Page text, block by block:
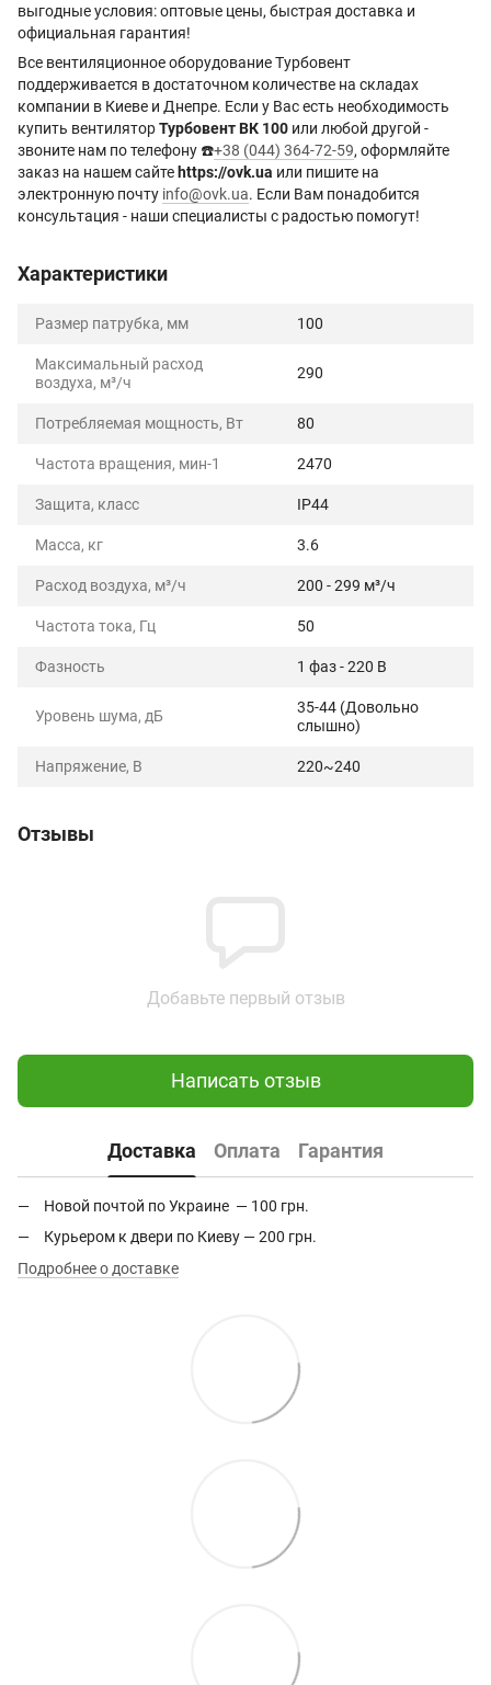
выгодные условия: оптовые цены, быстрая доставка и
официальная гарантия!
Все вентиляционное оборудование Турбовент
поддерживается в достаточном количестве на складах
компании в Киеве и Днепре. Если у Вас есть необходимость
купить вентиляторТурбовент ВК 100 или любой другой -
звоните нам по телефону ☎️+38 (044) 364-72-59, оформляйте
заказ на нашем сайте https://ovk.ua или пишите на
электронную почту info@ovk.ua. Если Вам понадобится
консультация - наши специалисты с радостью помогут!
Характеристики
Размер патрубка, мм 100
Максимальный расход
воздуха, м³/ч
290
Потребляемая мощность, Вт 80
Частота вращения, мин-1 2470
Защита, класс IP44
Масса, кг 3.6
Расход воздуха, м³/ч 200 - 299 м³/ч
Частота тока, Гц 50
Фазность 1 фаз - 220 В
Уровень шума, дБ
35-44 (Довольно
слышно)
Напряжение, В 220~240
Отзывы
Добавьте первый отзыв
Написать отзыв
Доставка Оплата Гарантия
Новой почтой по Украине — 100 грн.
Курьером к двери по Киеву — 200 грн.
Подробнее о доставке